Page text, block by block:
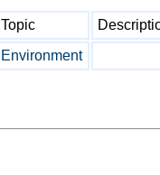
Topic
Environment